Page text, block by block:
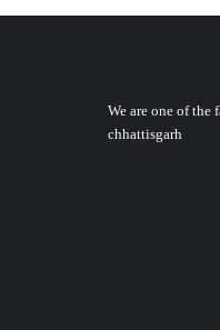
We are one of the
chhattisgarh